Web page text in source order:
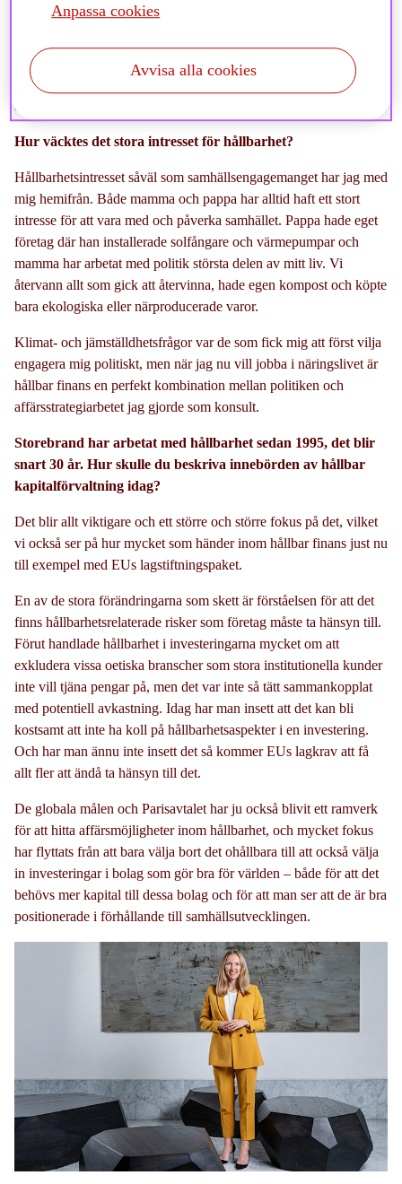
Handelshögskolan i Stockholm så jobbade som
olika typer av strategiprocesser. Jag har även arbetat med politik
på både kommunal och nationell nivå på olika sätt under många
år.
Hur väcktes det stora intresset för hållbarhet?
Hållbarhetsintresset såväl som samhällsengagemanget har jag med
mig hemifrån. Både mamma och pappa har alltid haft ett stort
intresse för att vara med och påverka samhället. Pappa hade eget
företag där han installerade solfångare och värmepumpar och
mamma har arbetat med politik största delen av mitt liv. Vi
återvann allt som gick att återvinna, hade egen kompost och köpte
bara ekologiska eller närproducerade varor.
Klimat- och jämställdhetsfrågor var de som fick mig att först vilja
engagera mig politiskt, men när jag nu vill jobba i näringslivet är
hållbar finans en perfekt kombination mellan politiken och
affärsstrategiarbetet jag gjorde som konsult.
Storebrand har arbetat med hållbarhet sedan 1995, det blir
snart 30 år. Hur skulle du beskriva innebörden av hållbar
kapitalförvaltning idag?
Det blir allt viktigare och ett större och större fokus på det, vilket
vi också ser på hur mycket som händer inom hållbar finans just nu
till exempel med EUs lagstiftningspaket.
En av de stora förändringarna som skett är förståelsen för att det
finns hållbarhetsrelaterade risker som företag måste ta hänsyn till.
Förut handlade hållbarhet i investeringarna mycket om att
exkludera vissa oetiska branscher som stora institutionella kunder
inte vill tjäna pengar på, men det var inte så tätt sammankopplat
med potentiell avkastning. Idag har man insett att det kan bli
kostsamt att inte ha koll på hållbarhetsaspekter i en investering.
Och har man ännu inte insett det så kommer EUs lagkrav att få
allt fler att ändå ta hänsyn till det.
De globala målen och Parisavtalet har ju också blivit ett ramverk
för att hitta affärsmöjligheter inom hållbarhet, och mycket fokus
har flyttats från att bara välja bort det ohållbara till att också välja
in investeringar i bolag som gör bra för världen – både för att det
behövs mer kapital till dessa bolag och för att man ser att de är bra
positionerade i förhållande till samhällsutvecklingen.
Anpassa cookies
Avvisa alla cookies